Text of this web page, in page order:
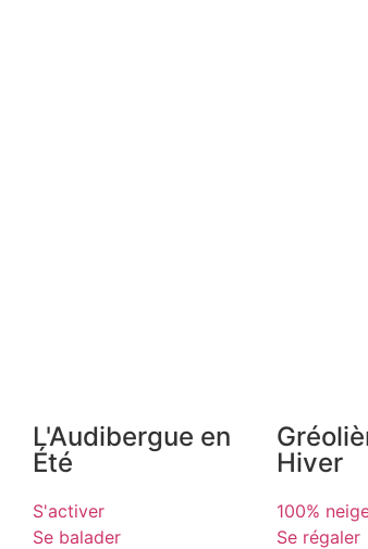
L'Audibergue en
Été
S'activer
Se balader
Hiver
100%
Se régaler